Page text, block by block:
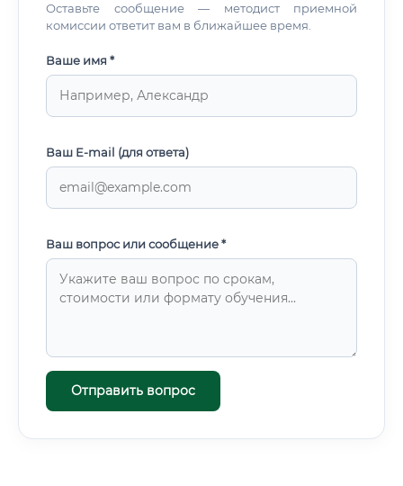
Оставьте сообщение — методист приемной
комиссии ответит вам в ближайшее время.
Ваше имя *
Ваш E-mail (для ответа)
Ваш вопрос или сообщение *
Отправить вопрос